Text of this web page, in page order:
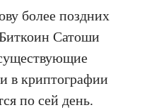
более поздних
Сатоши
в криптографии
по сей день.